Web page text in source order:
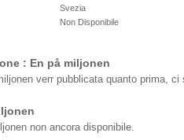
Svezia
Non Disponibile
: En på miljonen
verr pubblicata quanto prima, ci
non ancora disponibile.